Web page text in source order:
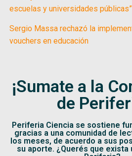
escuelas y universidades públicas”
Sergio Massa rechazó la
vouchers en educación
¡Sumate a la
de
Periferia Ciencia se sostiene
gracias a una comunidad de
los meses, de acuerdo a sus
su aporte. ¿Querés que exista